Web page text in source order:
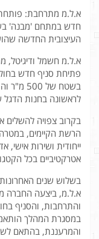
א.ל.מ מתרחבת:
העיצובית החדשה
א.ל.מ חשמל ודיגיטל,
פתיחת סניף חדש
בשטח
לראשונה בחנות הדגל
בקרוב צפויה להשלים
הרשת הקיימים, במטרה
ייחודית ושירות אישי,
אטרקטיביים בכל
בשלוש שנים
א.ל.מ, ביצעה החברה
במסגרת המהלך
והמרעננת, בהתאם